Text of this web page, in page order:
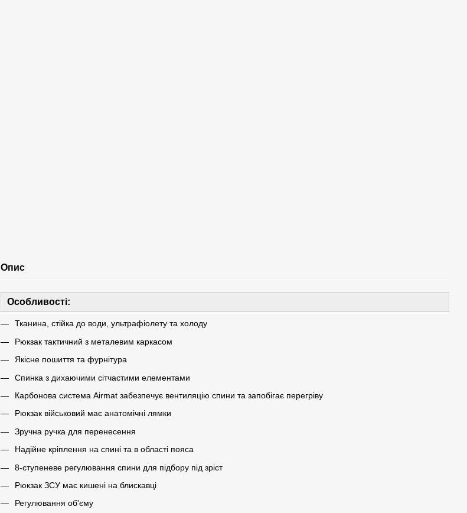
Опис
Особливості:
Тканина, стійка до води, ультрафіолету та холоду
Рюкзак тактичний з металевим каркасом
Якісне пошиття та фурнітура
Спинка з дихаючими сітчастими елементами
Карбонова система Airmat забезпечує вентиляцію спини та запобігає перегріву
Рюкзак військовий має анатомічні лямки
Зручна ручка для перенесення
Надійне кріплення на спині та в області пояса
8-ступеневе регулювання спини для підбору під зріст
Рюкзак ЗСУ має кишені на блискавці
Регулювання об'єму